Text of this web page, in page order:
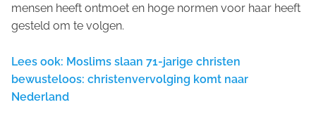
mensen heeft ontmoet en hoge normen voor haar heeft
gesteld om te volgen.
Lees ook: Moslims slaan 71-jarige christen
bewusteloos: christenvervolging komt naar
Nederland